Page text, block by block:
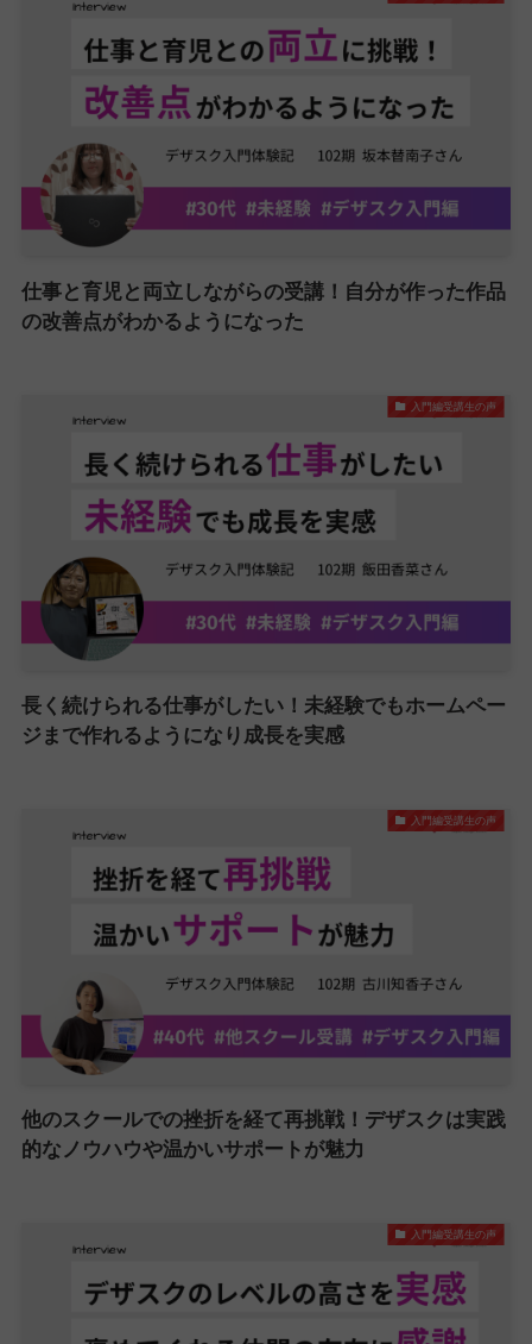
仕事と育児と両立しながらの受講！自分が作った作品
の改善点がわかるようになった
入門編受講生の声
長く続けられる仕事がしたい！未経験でもホームペー
ジまで作れるようになり成長を実感
入門編受講生の声
他のスクールでの挫折を経て再挑戦！デザスクは実践
的なノウハウや温かいサポートが魅力
入門編受講生の声